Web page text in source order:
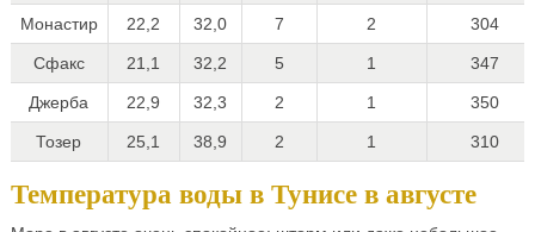
Монастир 22,2 32,0 7 2 304
Сфакс 21,1 32,2 5 1 347
Джерба 22,9 32,3 2 1 350
Тозер 25,1 38,9 2 1 310
Температура воды в Тунисе в августе